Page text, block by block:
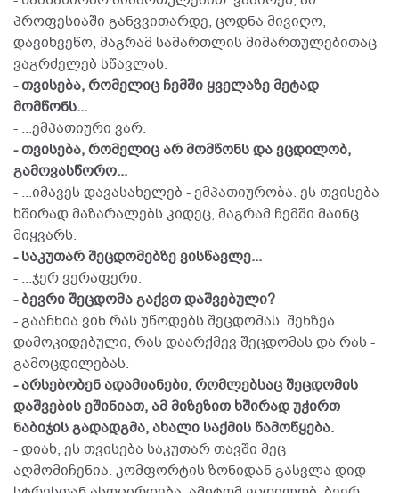
პროფესიაში განვვითარდე, ცოდნა მივიღო,
დავიხვეწო, მაგრამ სამართლის მიმართულებითაც
ვაგრძელებ სწავლას.
- თვისება, რომელიც ჩემში ყველაზე მეტად
მომწონს...
- ...ემპათიური ვარ.
- თვისება, რომელიც არ მომწონს და ვცდილობ,
გამოვასწორო...
- ...იმავეს დავასახელებ - ემპათიურობა. ეს თვისება
ხშირად მაზარალებს კიდეც, მაგრამ ჩემში მაინც
მიყვარს.
- საკუთარ შეცდომებზე ვისწავლე...
- ...ჯერ ვერაფერი.
- ბევრი შეცდომა გაქვთ დაშვებული?
- გააჩნია ვინ რას უწოდებს შეცდომას. შენზეა
დამოკიდებული, რას დაარქმევ შეცდომას და რას -
გამოცდილებას.
- არსებობენ ადამიანები, რომლებსაც შეცდომის
დაშვების ეშინიათ, ამ მიზეზით ხშირად უჭირთ
ნაბიჯის გადადგმა, ახალი საქმის წამოწყება.
- დიახ, ეს თვისება საკუთარ თავში მეც
აღმომიჩენია. კომფორტის ზონიდან გასვლა დიდ